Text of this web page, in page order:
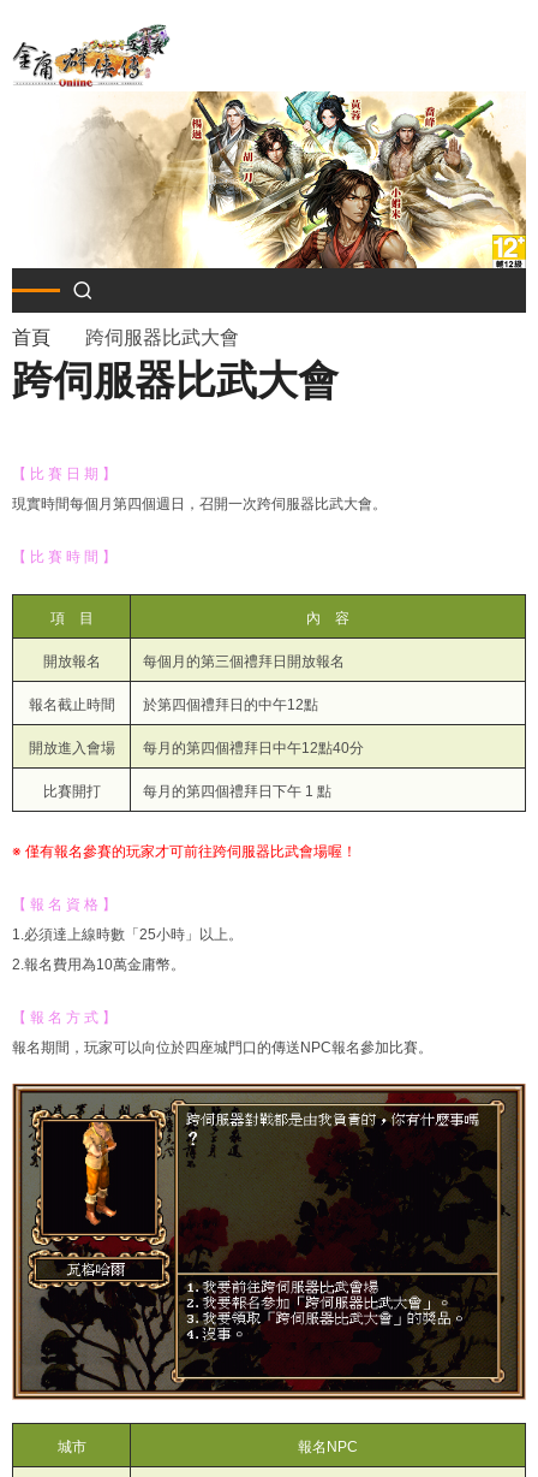
至
導
航
結
首頁 跨伺服器比武大會
跨伺服器比武大會
【 比 賽 日 期 】
現實時間每個月第四個週日，召開一次跨伺服器比武大會。
【 比 賽 時 間 】
項 目 內 容
開放報名 每個月的第三個禮拜日開放報名
報名截止時間 於第四個禮拜日的中午12點
開放進入會場 每月的第四個禮拜日中午12點40分
比賽開打 每月的第四個禮拜日下午 1 點
※ 僅有報名參賽的玩家才可前往跨伺服器比武會場喔！
【 報 名 資 格 】
1.必須達上線時數「25小時」以上。
2.報名費用為10萬金庸幣。
【 報 名 方 式 】
報名期間，玩家可以向位於四座城門口的傳送NPC報名參加比賽。
城市 報名NPC